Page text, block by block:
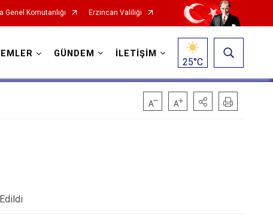
Genel Komutanlığı Erzincan Valiliği
GÜNDEM İLETİŞİM
25°C